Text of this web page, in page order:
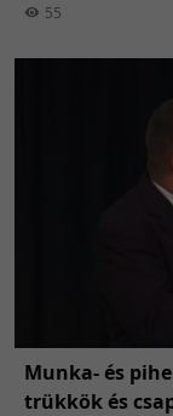
55
Munka- és
trükkök és